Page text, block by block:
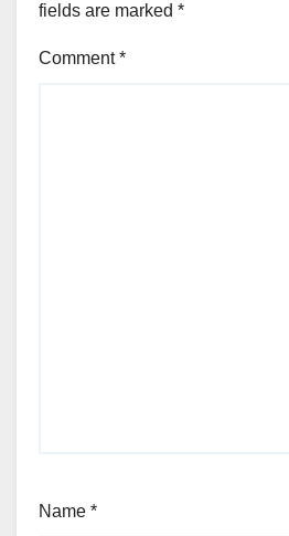
fields are marked *
Comment*
Name *